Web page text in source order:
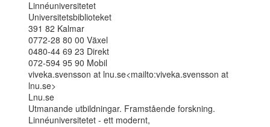
Linnéuniversitetet
Universitetsbiblioteket
391 82 Kalmar
0772-28 80 00 Växel
0480-44 69 23 Direkt
072-594 95 90 Mobil
viveka.svensson at lnu.se<mailto:viveka.svensson at
lnu.se>
Lnu.se
Utmanande utbildningar. Framstående forskning.
Linnéuniversitetet - ett modernt,